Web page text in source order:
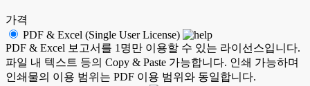
가격
PDF & Excel (Single User License)
PDF & Excel 보고서를 1명만 이용할 수 있는 라이선스입니다.
파일 내 텍스트 등의 Copy & Paste 가능합니다. 인쇄 가능하며
인쇄물의 이용 범위는 PDF 이용 범위와 동일합니다.